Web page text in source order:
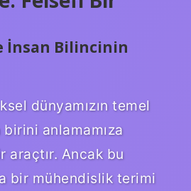
İnsan Bilincinin
dünyamızın temel
anlamamıza
araçtır. Ancak bu
bir mühendislik terimi